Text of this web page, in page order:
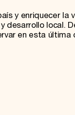
y enriquecer la
desarrollo local.
en esta última